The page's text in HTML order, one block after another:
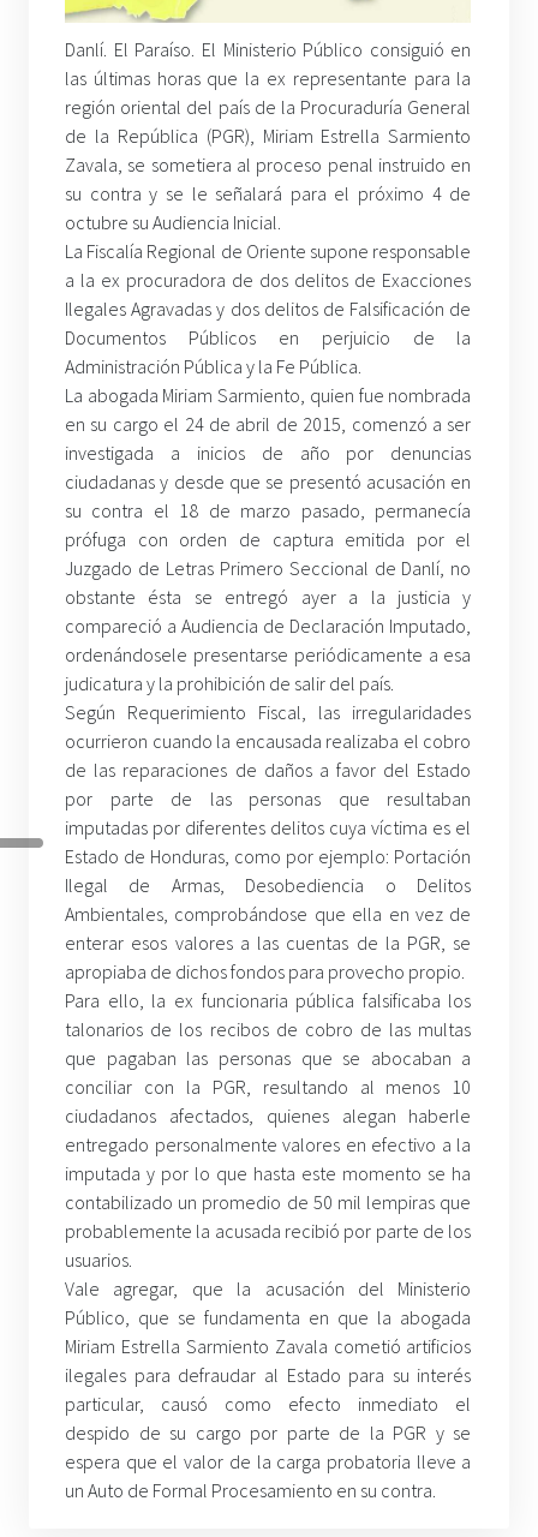
Danlí. El Paraíso. El Ministerio Público consiguió en
las últimas horas que la ex representante para la
región oriental del país de la Procuraduría General
de la República (PGR), Miriam Estrella Sarmiento
Zavala, se sometiera al proceso penal instruido en
su contra y se le señalará para el próximo 4 de
octubre su Audiencia Inicial.
La Fiscalía Regional de Oriente supone responsable
a la ex procuradora de dos delitos de Exacciones
Ilegales Agravadas y dos delitos de Falsificación de
Documentos Públicos en perjuicio de la
Administración Pública y la Fe Pública.
La abogada Miriam Sarmiento, quien fue nombrada
en su cargo el 24 de abril de 2015, comenzó a ser
investigada a inicios de año por denuncias
ciudadanas y desde que se presentó acusación en
su contra el 18 de marzo pasado, permanecía
prófuga con orden de captura emitida por el
Juzgado de Letras Primero Seccional de Danlí, no
obstante ésta se entregó ayer a la justicia y
compareció a Audiencia de Declaración Imputado,
ordenándosele presentarse periódicamente a esa
judicatura y la prohibición de salir del país.
Según Requerimiento Fiscal, las irregularidades
ocurrieron cuando la encausada realizaba el cobro
de las reparaciones de daños a favor del Estado
por parte de las personas que resultaban
imputadas por diferentes delitos cuya víctima es el
Estado de Honduras, como por ejemplo: Portación
Ilegal de Armas, Desobediencia o Delitos
Ambientales, comprobándose que ella en vez de
enterar esos valores a las cuentas de la PGR, se
apropiaba de dichos fondos para provecho propio.
Para ello, la ex funcionaria pública falsificaba los
talonarios de los recibos de cobro de las multas
que pagaban las personas que se abocaban a
conciliar con la PGR, resultando al menos 10
ciudadanos afectados, quienes alegan haberle
entregado personalmente valores en efectivo a la
imputada y por lo que hasta este momento se ha
contabilizado un promedio de 50 mil lempiras que
probablemente la acusada recibió por parte de los
usuarios.
Vale agregar, que la acusación del Ministerio
Público, que se fundamenta en que la abogada
Miriam Estrella Sarmiento Zavala cometió artificios
ilegales para defraudar al Estado para su interés
particular, causó como efecto inmediato el
despido de su cargo por parte de la PGR y se
espera que el valor de la carga probatoria lleve a
un Auto de Formal Procesamiento en su contra.